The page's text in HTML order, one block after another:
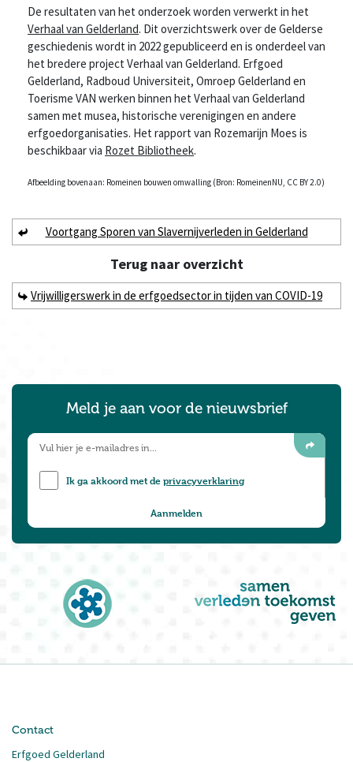
De resultaten van het onderzoek worden verwerkt in het
Verhaal van Gelderland. Dit overzichtswerk over de Gelderse
geschiedenis wordt in 2022 gepubliceerd en is onderdeel van
het bredere project Verhaal van Gelderland. Erfgoed
Gelderland, Radboud Universiteit, Omroep Gelderland en
Toerisme VAN werken binnen het Verhaal van Gelderland
samen met musea, historische verenigingen en andere
erfgoedorganisaties. Het rapport van Rozemarijn Moes is
beschikbaar via Rozet Bibliotheek.
Afbeelding bovenaan: Romeinen bouwen omwalling (Bron: RomeinenNU, CC BY 2.0)
Voortgang Sporen van Slavernijverleden in Gelderland
Terug naaroverzicht
Vrijwilligerswerk in de erfgoedsector in tijden van COVID-19
Meld je aan voor de nieuwsbrief
Ik ga akkoord met deprivacyverklaring
Contact
Erfgoed Gelderland